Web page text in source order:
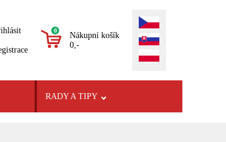
0
Nákupní košík
0,-
RADY A TIPY